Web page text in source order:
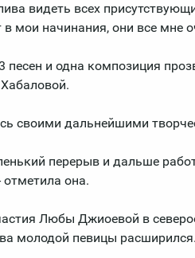
видеть всех
мои начинания, они все мне
и одна композиция
своими дальнейшими
перерыв и дальше
она.
Любы Джиоевой в
молодой певицы